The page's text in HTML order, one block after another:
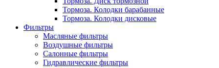
Тормоза. Колодки барабанные
Тормоза. Колодки дисковые
Фильтры
Масляные фильтры
Воздушные фильтры
Салонные фильтры
Гидравлические фильтры